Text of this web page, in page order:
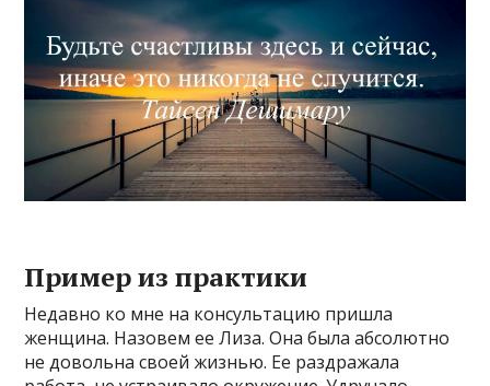
Пример из практики
Недавно ко мне на консультацию пришла
женщина. Назовем ее Лиза. Она была абсолютно
не довольна своей жизнью. Ее раздражала